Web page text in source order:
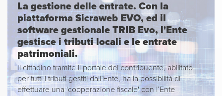
La gestione delle entrate. Con la
piattaforma Sicraweb EVO, ed il
software gestionale TRIB Evo, l'Ente
gestisce i tributi locali e le entrate
patrimoniali.
Il cittadino tramite il portale del contribuente, abilitato
per tutti i tributi gestiti dall’Ente, ha la possibilità di
effettuare una 'cooperazione fiscale' con l’Ente